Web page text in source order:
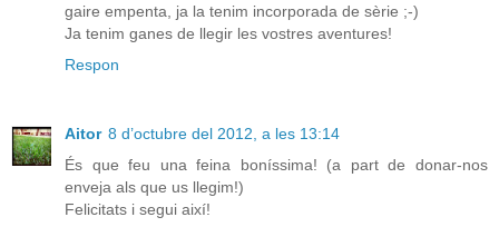
gaire empenta, ja la tenim incorporada de sèrie ;-)
Ja tenim ganes de llegir les vostres aventures!
Respon
Aitor 8 d’octubre del 2012, a les 13:14
És que feu una feina boníssima! (a part de donar-nos
enveja als que us llegim!)
Felicitats i segui així!